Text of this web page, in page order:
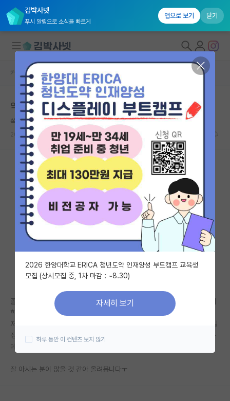
김박사넷
푸시 알림으로 소식을 빠르게
앱으로 보기 닫기
대학원생 모집
국내대학원 정보
연구실&오픈랩
커뮤니티
커뮤니티 홈
전체글보기
베스트 게시판
IF 명예의전당
자유 게시판(아무개랩)
미국 유학 게시판
미국 대학원 합격 후기 게시판
대학원생 모집 게시판
연구실(PI) 홍보 게시판
석박사 채용 정보 게시판
커뮤니티 홈 자유 게시판(아무개랩)
약학대학원 진학고민
쑥스러운 제임스 와트
2023.10.09 2 1612
졸업을 앞둔 4학년 학생입니다. 최근 우연히 참석하게 된 학회를 계기로 대
학원에 진학하고 싶어졌습니다ㅜㅜ
저는 타대학 학생이고 약학대학원으로 진학하고 싶은데 전기 대학원 모집일
정이 촉박하고 뒤늦게 결정을 하게 되어 아직 연구실 컨택이 되어있지 않은
데 대학원 모집에 지원해도 합격할 가능성이 있을지 걱정입니다.
잘 아시는 분이 많을 것 같아 올려봅니다ㅜ
2026 한양대학교 ERICA 청년도약 인재양성 부트캠프 교육생
모집 (상시모집 중, 1차 마감 : ~8.30)
자세히 보기
하루 동안 이 컨텐츠 보지 않기